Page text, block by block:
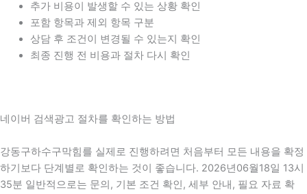
추가 비용이 발생할 수 있는 상황 확인
포함 항목과 제외 항목 구분
상담 후 조건이 변경될 수 있는지 확인
최종 진행 전 비용과 절차 다시 확인
네이버 검색광고 절차를 확인하는 방법
강동구하수구막힘를 실제로 진행하려면 처음부터 모든 내용을 확정
하기보다 단계별로 확인하는 것이 좋습니다. 2026년06월18일 13시
35분 일반적으로는 문의, 기본 조건 확인, 세부 안내, 필요 자료 확